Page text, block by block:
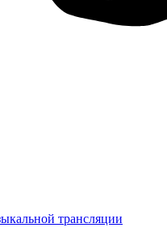
трансляции